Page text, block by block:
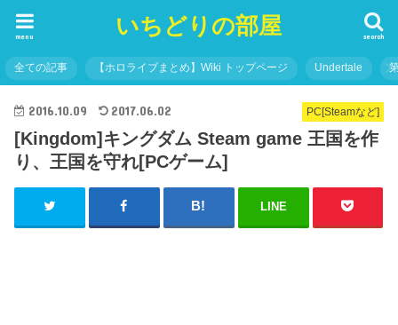
いちどりの部屋 search
menu
全ての記事 【ホロライブまとめ】Wiki トップページ Undertale
PC[Steamなど]
2016.10.09 2017.06.02
[Kingdom]キングダム Steam game 王国を作
り、王国を守れ[PCゲーム]
LINE